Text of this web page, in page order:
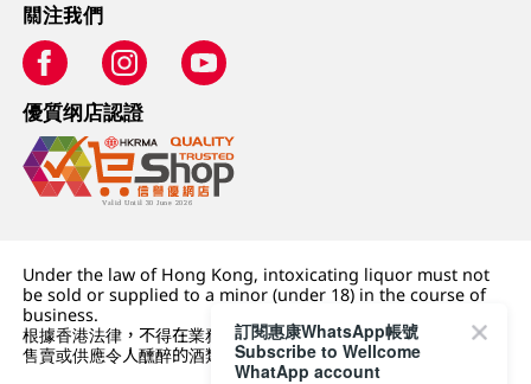
關注我們
優質纲店認證
Under the law of Hong Kong, intoxicating liquor must not
be sold or supplied to a minor (under 18) in the course of
business.
根據香港法律，不得在業務過程中，向未成年人 (18 歲以下人士)
售賣或供應令人醺醉的酒類。
訂閱惠康WhatsApp帳號
Subscribe to Wellcome
WhatApp account